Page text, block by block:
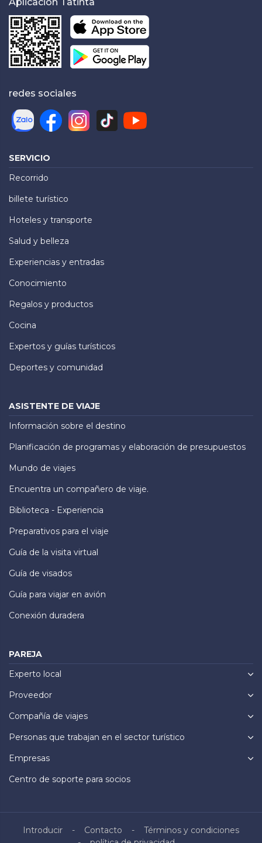
redes sociales
SERVICIO
Recorrido
billete turístico
Hoteles y transporte
Salud y belleza
Experiencias y entradas
Conocimiento
Regalos y productos
Cocina
Expertos y guías turísticos
Deportes y comunidad
ASISTENTE DE VIAJE
Información sobre el destino
Planificación de programas y elaboración de presupuestos
Mundo de viajes
Encuentra un compañero de viaje.
Biblioteca - Experiencia
Preparativos para el viaje
Guía de la visita virtual
Guía de visados
Guía para viajar en avión
Conexión duradera
PAREJA
Experto local
Proveedor
Compañía de viajes
Personas que trabajan en el sector turístico
Empresas
Centro de soporte para socios
Introducir Contacto
Términos y condiciones